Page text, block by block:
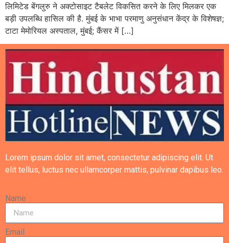
लिमिटेड बेंगलुरु ने अक्टोसाइट टैबलेट विकसित करने के लिए मिलकर एक
बड़ी उपलब्धि हासिल की है. मुंबई के भाभा परमाणु अनुसंधान केंद्र के विशेषज्ञ;
टाटा मेमोरियल अस्पताल, मुंबई; कैंसर में […]
Lorem ipsum dolor sit amet, consectetur adipiscing elit. Ut
elit tellus, luctus nec ullamcorper mattis, pulvinar dapibus leo.
Name
Email